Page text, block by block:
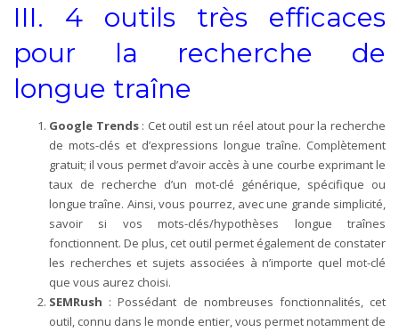
III. 4 outils très efficaces
pour la recherche de
longue traîne
Google Trends: Cet outil est un réel atout pour la recherche
de mots-clés et d’expressions longue traîne. Complètement
gratuit; il vous permet d’avoir accès à une courbe exprimant le
taux de recherche d’un mot-clé générique, spécifique ou
longue traîne. Ainsi, vous pourrez, avec une grande simplicité,
savoir si vos mots-clés/hypothèses longue traînes
fonctionnent. De plus, cet outil permet également de constater
les recherches et sujets associées à n’importe quel mot-clé
que vous aurez choisi.
SEMRush : Possédant de nombreuses fonctionnalités, cet
outil, connu dans le monde entier, vous permet notamment de